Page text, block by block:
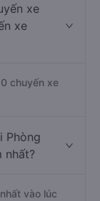
xe
xe
chuyến xe
Phòng
nhất?
vào lúc